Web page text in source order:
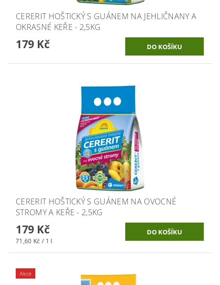
CERERIT HOŠTICKÝ S GUÁNEM NA JEHLIČNANY A
OKRASNÉ KEŘE - 2,5KG
179 Kč
CERERIT HOŠTICKÝ S GUÁNEM NA OVOCNÉ
STROMY A KEŘE - 2,5KG
179 Kč
71,60 Kč / 1 l
Akce